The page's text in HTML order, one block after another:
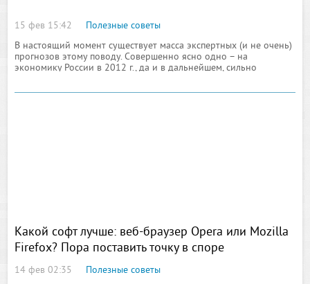
15 фев 15:42
Полезные советы
В настоящий момент существует масса экспертных (и не очень)
прогнозов этому поводу. Совершенно ясно одно – на
экономику России в 2012 г., да и в дальнейшем, сильно
выборов президента
Какой софт лучше: веб-браузер Opera или Mozilla
Firefox? Пора поставить точку в споре
14 фев 02:35
Полезные советы